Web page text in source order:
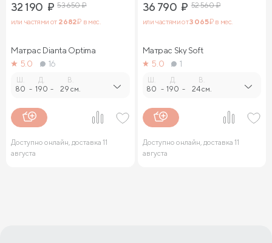
32 190 ₽ 53 650₽
или частями от 2 682₽ в мес.
Матрас Dianta Optima
5.0
16
Ш.
80 -
Д.
190 -
В.
29 см.
Доступно онлайн, доставка 11
августа
36 790 ₽ 52 560₽
или частями от3 065₽ в мес.
Матрас Sky Soft
5.0
1
Ш.
80 -
Д.
190 -
В.
24 см.
Доступно онлайн, доставка 11
августа